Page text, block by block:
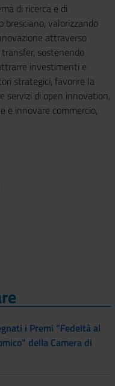
di ricerca e di
valorizzando
attraverso
sostenendo
investimenti e
strategici, favorire la
servizi di open innovation,
e innovare commercio,
i Premi “Fedeltà al
della Camera di